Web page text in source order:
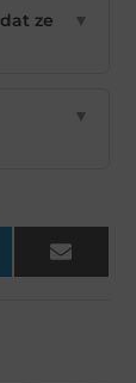
ze
▼
▼
Email